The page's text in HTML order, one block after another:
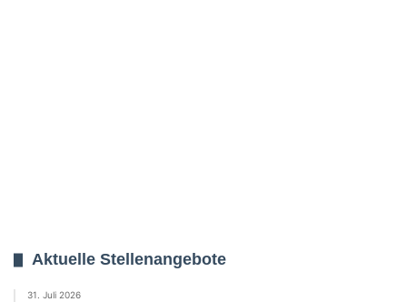
Aktuelle Stellenangebote
31. Juli 2026